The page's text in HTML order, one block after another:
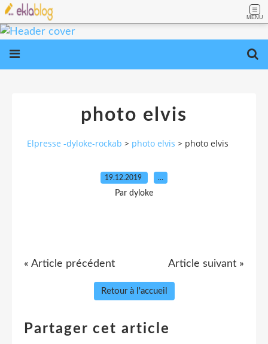
MENU
photo elvis
Elpresse -dyloke-rockab > photo elvis > photo elvis
19.12.2019 …
Par dyloke
« Article précédent Article suivant »
Retour à l'accueil
Partager cet article